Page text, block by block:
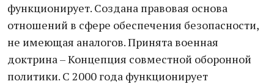
функционирует. Создана правовая основа
отношений в сфере обеспечения безопасности,
не имеющая аналогов. Принята военная
доктрина – Концепция совместной оборонной
политики. С 2000 года функционирует